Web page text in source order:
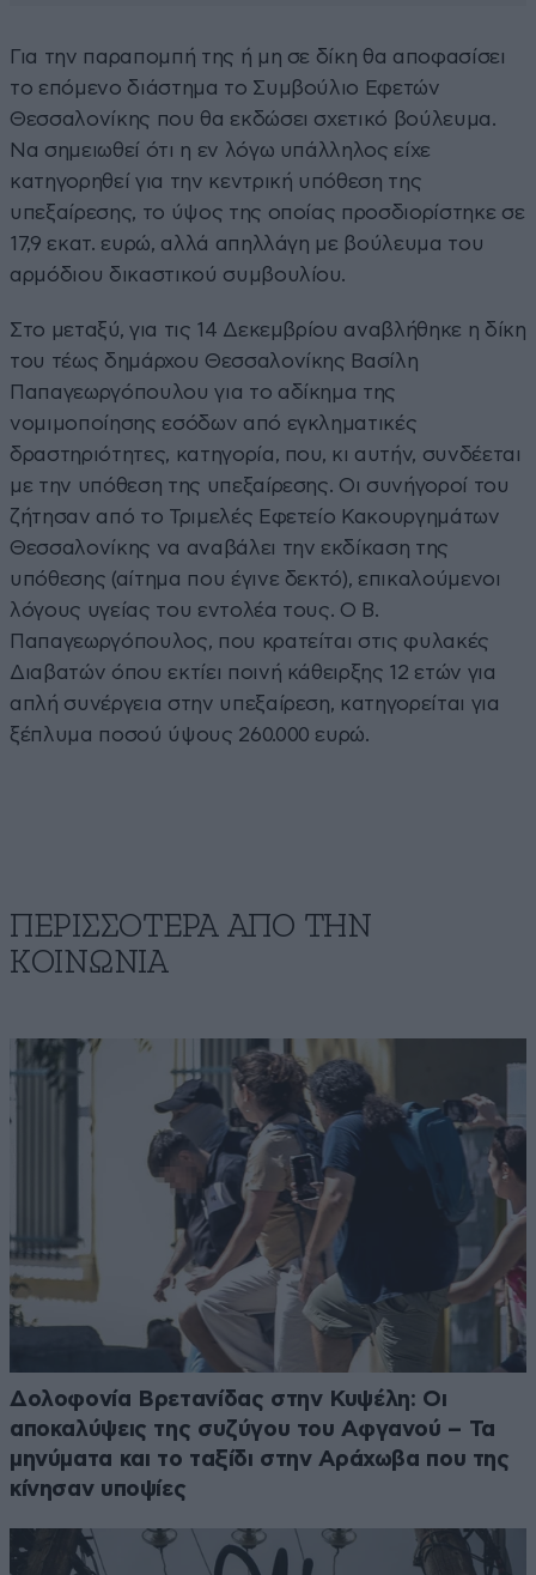
Για την παραπομπή της ή μη σε δίκη θα αποφασίσει
το επόμενο διάστημα το Συμβούλιο Εφετών
Θεσσαλονίκης που θα εκδώσει σχετικό βούλευμα.
Να σημειωθεί ότι η εν λόγω υπάλληλος είχε
κατηγορηθεί για την κεντρική υπόθεση της
υπεξαίρεσης, το ύψος της οποίας προσδιορίστηκε σε
17,9 εκατ. ευρώ, αλλά απηλλάγη με βούλευμα του
αρμόδιου δικαστικού συμβουλίου.
Στο μεταξύ, για τις 14 Δεκεμβρίου αναβλήθηκε η δίκη
του τέως δημάρχου Θεσσαλονίκης Βασίλη
Παπαγεωργόπουλου για το αδίκημα της
νομιμοποίησης εσόδων από εγκληματικές
δραστηριότητες, κατηγορία, που, κι αυτήν, συνδέεται
με την υπόθεση της υπεξαίρεσης. Οι συνήγοροί του
ζήτησαν από το Τριμελές Εφετείο Κακουργημάτων
Θεσσαλονίκης να αναβάλει την εκδίκαση της
υπόθεσης (αίτημα που έγινε δεκτό), επικαλούμενοι
λόγους υγείας του εντολέα τους. Ο Β.
Παπαγεωργόπουλος, που κρατείται στις φυλακές
Διαβατών όπου εκτίει ποινή κάθειρξης 12 ετών για
απλή συνέργεια στην υπεξαίρεση, κατηγορείται για
ξέπλυμα ποσού ύψους 260.000 ευρώ.
ΠΕΡΙΣΣΟΤΕΡΑ ΑΠΟ ΤΗΝ
ΚΟΙΝΩΝΙΑ
Δολοφονία Βρετανίδας στην Κυψέλη: Οι
αποκαλύψεις της συζύγου του Αφγανού – Τα
μηνύματα και το ταξίδι στην Αράχωβα που της
κίνησαν υποψίες